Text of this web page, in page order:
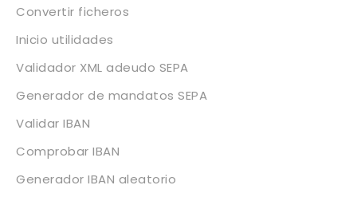
Convertir ficheros
Inicio utilidades
Validador XML adeudo SEPA
Generador de mandatos SEPA
Validar IBAN
Comprobar IBAN
Generador IBAN aleatorio